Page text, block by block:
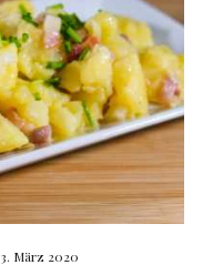
3. März 2020